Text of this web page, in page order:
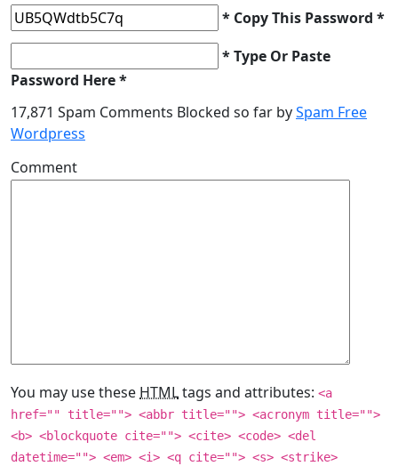
* Copy This Password *
* Type Or Paste
Password Here *
17,871 Spam Comments Blocked so far bySpam Free
Wordpress
Comment
You may use these HTMLtags and attributes: <a
href="" title=""> <abbr title=""> <acronym title="">
<b> <blockquote cite=""> <cite> <code> <del
datetime=""> <em> <i> <q cite=""> <s> <strike>